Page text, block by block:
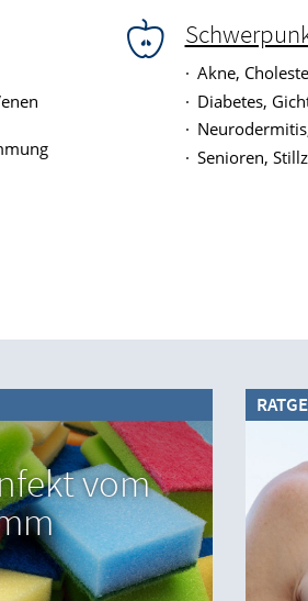
Akne,
Diabetes,
Senioren,
vom